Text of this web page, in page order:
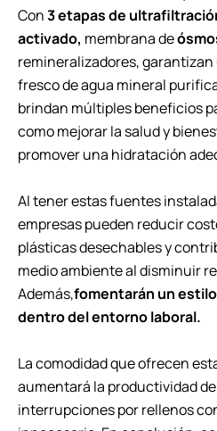
Con3 etapas de
activado, membrana de
remineralizadores,
fresco de agua mineral
brindan múltiples beneficios
como mejorar la salud y
promover una hidratación
Al tener estas fuentes
empresas pueden reducir
plásticas desechables y
medio ambiente al disminuir
Además,fomentarán un
dentro del entorno laboral.
La comodidad que ofrecen
aumentará la productividad
interrupciones por rellenos